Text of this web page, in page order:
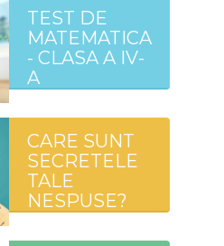
TEST DE
MATEMATICA
- CLASA A IV-
A
CARE SUNT
SECRETELE
TALE
NESPUSE?